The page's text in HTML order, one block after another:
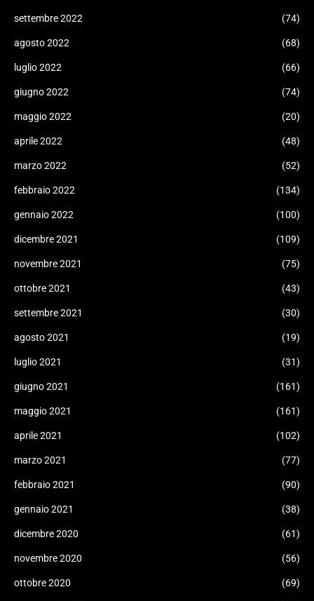
settembre 2022 (74)
agosto 2022 (68)
luglio 2022 (66)
giugno 2022 (74)
maggio 2022 (20)
aprile 2022 (48)
marzo 2022 (52)
febbraio 2022 (134)
gennaio 2022 (100)
dicembre 2021 (109)
novembre 2021 (75)
ottobre 2021 (43)
settembre 2021 (30)
agosto 2021 (19)
luglio 2021 (31)
giugno 2021 (161)
maggio 2021 (161)
aprile 2021 (102)
marzo 2021 (77)
febbraio 2021 (90)
gennaio 2021 (38)
dicembre 2020 (61)
novembre 2020 (56)
ottobre 2020 (69)